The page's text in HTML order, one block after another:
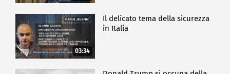
03:34
Il delicato tema della sicurezza
in Italia